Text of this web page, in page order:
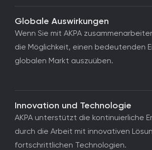
Globale Auswirkungen
Wenn Sie mit AKPA
die Möglichkeit, einen bedeutenden
globalen Markt auszuüben.
Innovation und Technologie
AKPA unterstützt die kontinuierliche
durch die Arbeit mit innovativen
fortschrittlichen Technologien.